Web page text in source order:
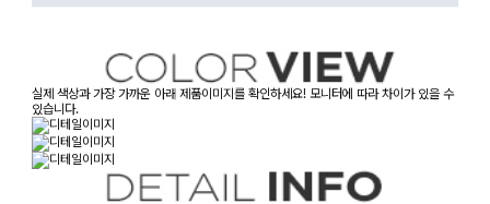
실제 색상과 가장 가까운 아래 제품이미지를 확인하세요! 모니터에 따라 차이가 있을 수
있습니다.